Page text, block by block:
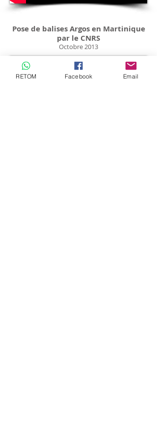
Pose de balises Argos en Martinique
par le CNRS
Octobre 2013
RETOM Facebook Email